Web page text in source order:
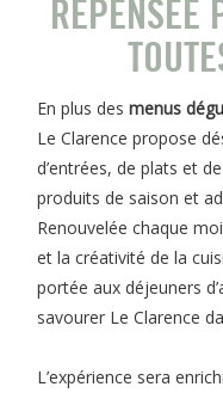
REPENSÉE
En plus desmenus
Le Clarence propose
d’entrées, de plats et
produits de saison et
Renouvelée chaque
et la créativité de la
portée aux déjeuners
savourer Le Clarence
L’expérience sera